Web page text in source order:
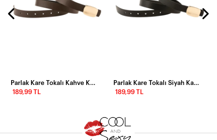
Parlak Kare Tokalı Kahve Kadın Kemeri
189,99 TL
Parlak Kare Tokalı Siyah Kadın Kemeri
189,99 TL